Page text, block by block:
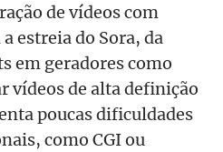
de vídeos com
estreia do Sora, da
em geradores como
vídeos de alta definição
poucas dificuldades
como CGI ou